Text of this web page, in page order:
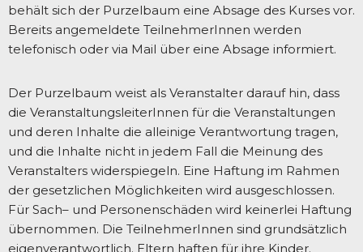
behält sich der Purzelbaum eine Absage des Kurses vor.
Bereits angemeldete TeilnehmerInnen werden
telefonisch oder via Mail über eine Absage informiert.
Der Purzelbaum weist als Veranstalter darauf hin, dass
die VeranstaltungsleiterInnen für die Veranstaltungen
und deren Inhalte die alleinige Verantwortung tragen,
und die Inhalte nicht in jedem Fall die Meinung des
Veranstalters widerspiegeln. Eine Haftung im Rahmen
der gesetzlichen Möglichkeiten wird ausgeschlossen.
Für Sach– und Personenschäden wird keinerlei Haftung
übernommen. Die TeilnehmerInnen sind grundsätzlich
eigenverantwortlich. Eltern haften für ihre Kinder.